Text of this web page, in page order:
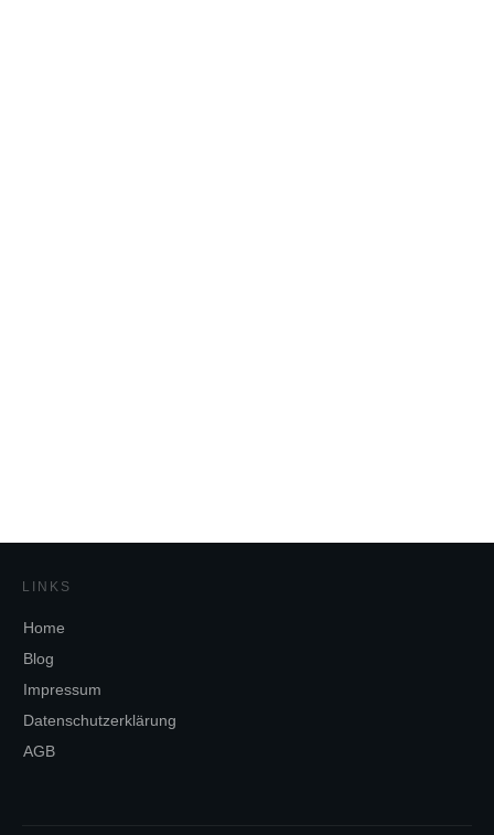
LINKS
Home
Blog
Impressum
Datenschutzerklärung
AGB